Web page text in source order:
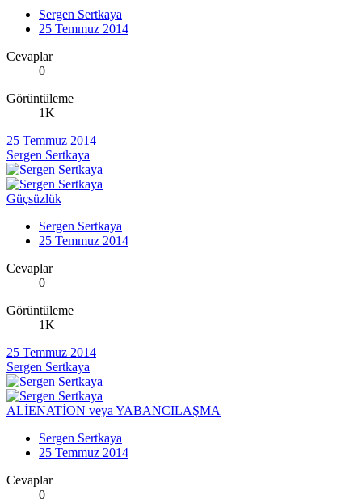
Sergen Sertkaya
25 Temmuz 2014
Cevaplar
0
Görüntüleme
1K
25 Temmuz 2014
Sergen Sertkaya
Güçsüzlük
Sergen Sertkaya
25 Temmuz 2014
Cevaplar
0
Görüntüleme
1K
25 Temmuz 2014
Sergen Sertkaya
ALİENATİON veya YABANCILAŞMA
Sergen Sertkaya
25 Temmuz 2014
Cevaplar
0